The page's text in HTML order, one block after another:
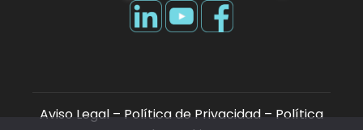
Aviso Legal – Política de Privacidad – Política